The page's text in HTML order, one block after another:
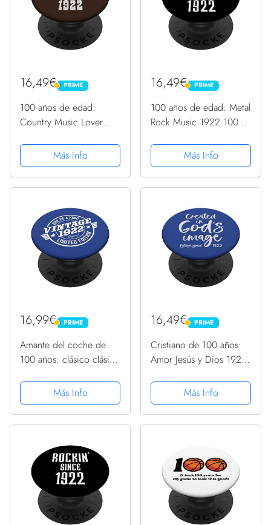
16,49€ PRIME
PRIME
100 años de edad:
Country Music Lover
PopSockets PopGrip
Intercambiable
Más Info
16,49€ PRIME
PRIME
100 años de edad: Metal
Rock Music 1922 100
PopGrip Intercambiable
Más Info
16,99€ PRIME
PRIME
Amante del coche de
100 años: clásico clásico
cumpleaños PopSockets
PopGrip Intercambiable
Más Info
16,49€ PRIME
PRIME
Cristiano de 100 años:
Amor Jesús y Dios 1922
PopSockets PopGrip
Intercambiable
Más Info